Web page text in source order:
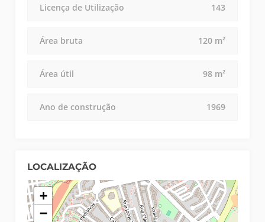
Licença de Utilização 143
Área bruta 120 m²
Área útil 98 m²
Ano de construção 1969
LOCALIZAÇÃO
+
−